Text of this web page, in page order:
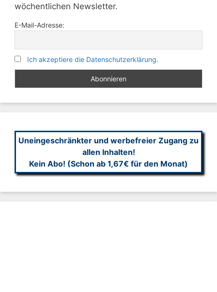
wöchentlichen Newsletter.
E-Mail-Adresse:
Ich akzeptiere die Datenschutzerklärung.
Uneingeschränkter und werbefreier Zugang zu
allen Inhalten!
Kein Abo! (Schon ab 1,67€ für den Monat)